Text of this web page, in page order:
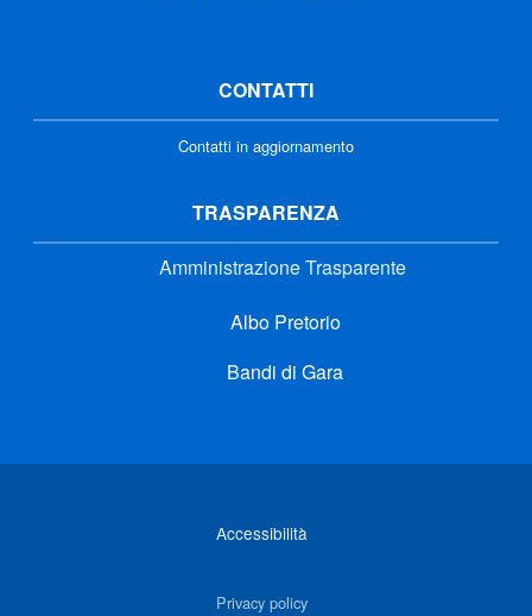
CONTATTI
Contatti in aggiornamento
TRASPARENZA
Amministrazione Trasparente
Albo Pretorio
Bandi di Gara
Accessibilità
Privacy policy